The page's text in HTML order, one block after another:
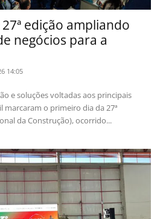
edição ampliando
negócios para a
14:05
e soluções voltadas aos principais
marcaram o primeiro dia da 27ª
da Construção), ocorrido...